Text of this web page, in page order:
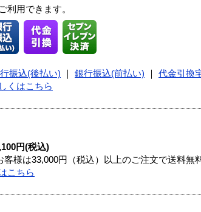
利用できます。
振込(後払い) 銀行振込(前払い) 代金引換
くはこちら
円(税込)
様は33,000円（税込）以上のご注文で送料無
こちら